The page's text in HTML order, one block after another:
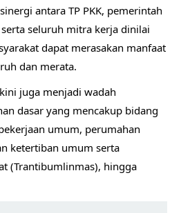
antara TP PKK, pemerintah
seluruh mitra kerja dinilai
dapat merasakan manfaat
dan merata.
juga menjadi wadah
dasar yang mencakup bidang
umum, perumahan
ketertiban umum serta
(Trantibumlinmas), hingga